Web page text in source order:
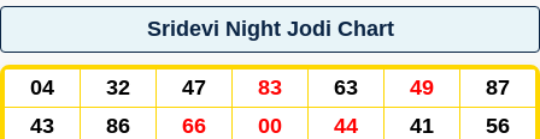
Sridevi Night Jodi Chart
04 32 47 83 63 49
87
43
86 66 00 44 41
56